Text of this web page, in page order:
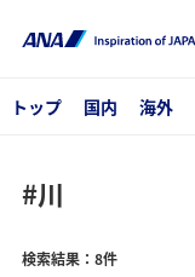
トップ 国内 海外
#川
検索結果：8件